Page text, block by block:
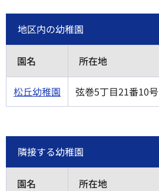
地区内の幼稚園
園名 所在地
松丘幼稚園 弦巻5丁目21番10号
隣接する幼稚園
園名 所在地